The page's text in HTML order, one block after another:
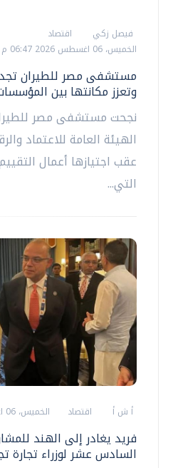
فيصل زكي
اقتصاد
الخميس، 06 اغسطس 2026 06:47 م
وتعزز مكانتها بين
نجحت مستشفى مصر
عقب اجتيازها أعمال
التي...
أ ش أ اقتصاد الخميس، 06 اغسطس 2026 06:13 م
فريد يغادر إلى الهند
السادس عشر لوزراء تجارة